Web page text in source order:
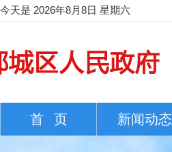
今天是 2026年8月8日 星期六
首 页 新闻动态